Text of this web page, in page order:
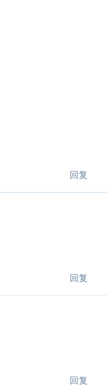
回复
回复
回复